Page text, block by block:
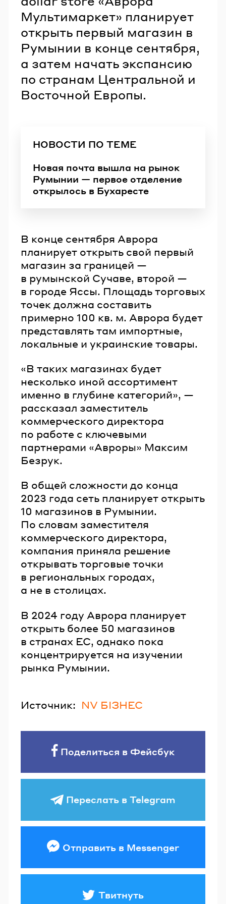
Мультимаркет» планирует
открыть первый магазин в
Румынии в конце сентября,
а затем начать экспансию
по странам Центральной и
Восточной Европы.
НОВОСТИ ПО ТЕМЕ
Новая почта вышла на рынок
Румынии — первое отделение
открылось в Бухаресте
В конце сентября Аврора
планирует открыть свой первый
магазин за границей —
в румынской Сучаве, второй —
в городе Яссы. Площадь торговых
точек должна составить
примерно 100 кв. м. Аврора будет
представлять там импортные,
локальные и украинские товары.
«В таких магазинах будет
несколько иной ассортимент
именно в глубине категорий», —
рассказал заместитель
коммерческого директора
по работе с ключевыми
партнерами «Авроры» Максим
Безрук.
В общей сложности до конца
2023 года сеть планирует открыть
10 магазинов в Румынии.
По словам заместителя
коммерческого директора,
компания приняла решение
открывать торговые точки
в региональных городах,
а не в столицах.
В 2024 году Аврора планирует
открыть более 50 магазинов
в странах ЕС, однако пока
концентрируется на изучении
рынка Румынии.
Источник: NV БІЗНЕС
Поделиться в Фейсбук
Переслать в Telegram
Отправить в Messenger
Твитнуть